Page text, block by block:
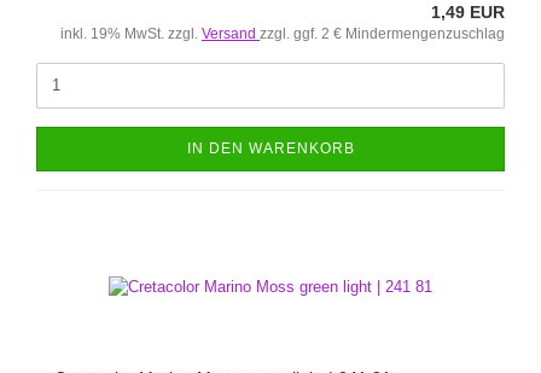
1,49 EUR
inkl. 19% MwSt. zzgl. Versand zzgl. ggf. 2 € Mindermengenzuschlag
IN DEN WARENKORB